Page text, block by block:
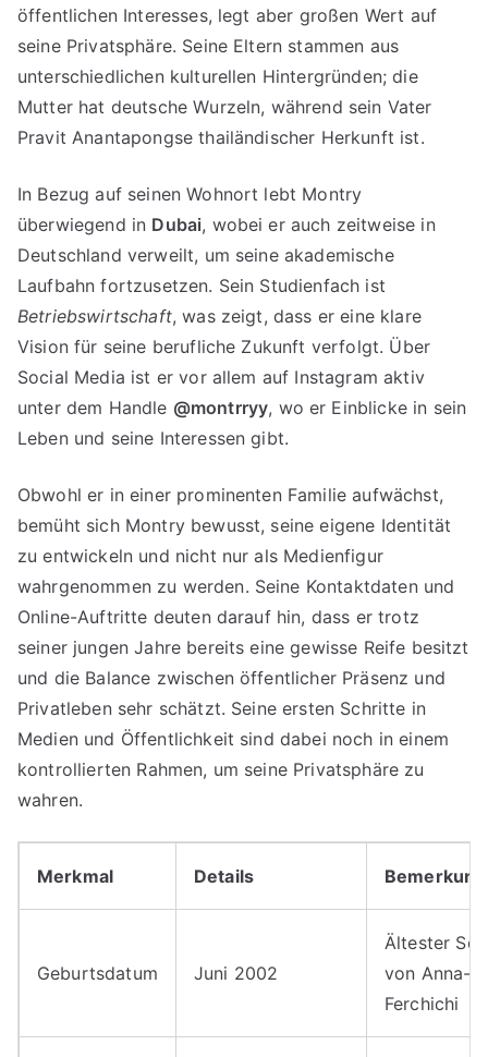
öffentlichen Interesses, legt aber großen Wert auf
seine Privatsphäre. Seine Eltern stammen aus
unterschiedlichen kulturellen Hintergründen; die
Mutter hat deutsche Wurzeln, während sein Vater
Pravit Anantapongse thailändischer Herkunft ist.
In Bezug auf seinen Wohnort lebt Montry
überwiegend in Dubai, wobei er auch zeitweise in
Deutschland verweilt, um seine akademische
Laufbahn fortzusetzen. Sein Studienfach ist
Betriebswirtschaft, was zeigt, dass er eine klare
Vision für seine berufliche Zukunft verfolgt. Über
Social Media ist er vor allem auf Instagram aktiv
unter dem Handle @montrryy, wo er Einblicke in sein
Leben und seine Interessen gibt.
Obwohl er in einer prominenten Familie aufwächst,
bemüht sich Montry bewusst, seine eigene Identität
zu entwickeln und nicht nur als Medienfigur
wahrgenommen zu werden. Seine Kontaktdaten und
Online-Auftritte deuten darauf hin, dass er trotz
seiner jungen Jahre bereits eine gewisse Reife besitzt
und die Balance zwischen öffentlicher Präsenz und
Privatleben sehr schätzt. Seine ersten Schritte in
Medien und Öffentlichkeit sind dabei noch in einem
kontrollierten Rahmen, um seine Privatsphäre zu
wahren.
Merkmal Details
Geburtsdatum Juni 2002
Ältester
von Anna-
Ferchichi